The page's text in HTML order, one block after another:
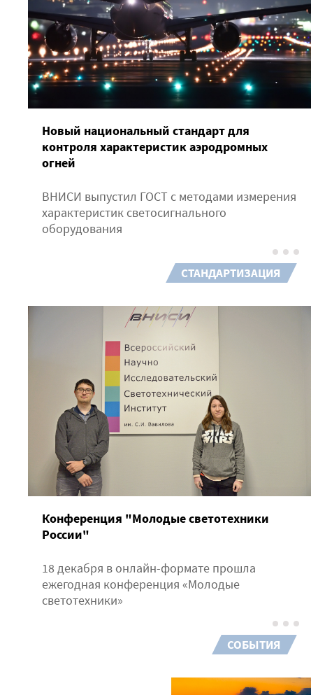
Новый национальный стандарт для
контроля характеристик аэродромных
огней
ВНИСИ выпустил ГОСТ с методами измерения
характеристик светосигнального
оборудования
СТАНДАРТИЗАЦИЯ
Конференция "Молодые светотехники
России"
18 декабря в онлайн-формате прошла
ежегодная конференция «Молодые
светотехники»
СОБЫТИЯ